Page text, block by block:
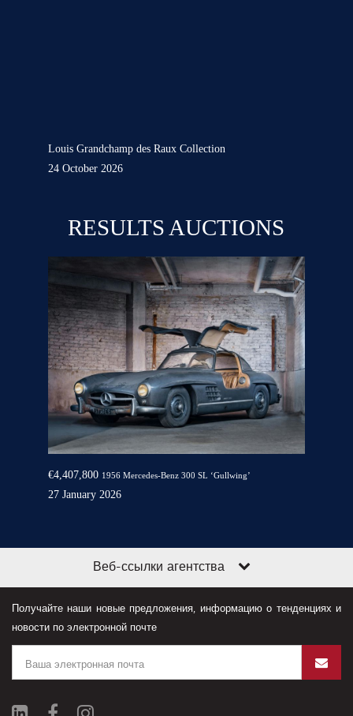
Louis Grandchamp des Raux Collection
24 October 2026
RESULTS AUCTIONS
€4,407,800 1956 Mercedes-Benz 300 SL ‘Gullwing’
27 January 2026
Веб-ссылки агентства
Получайте наши новые предложения, информацию о тенденциях и
новости по электронной почте